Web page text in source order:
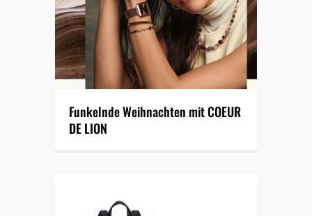
Funkelnde Weihnachten mit COEUR
DE LION